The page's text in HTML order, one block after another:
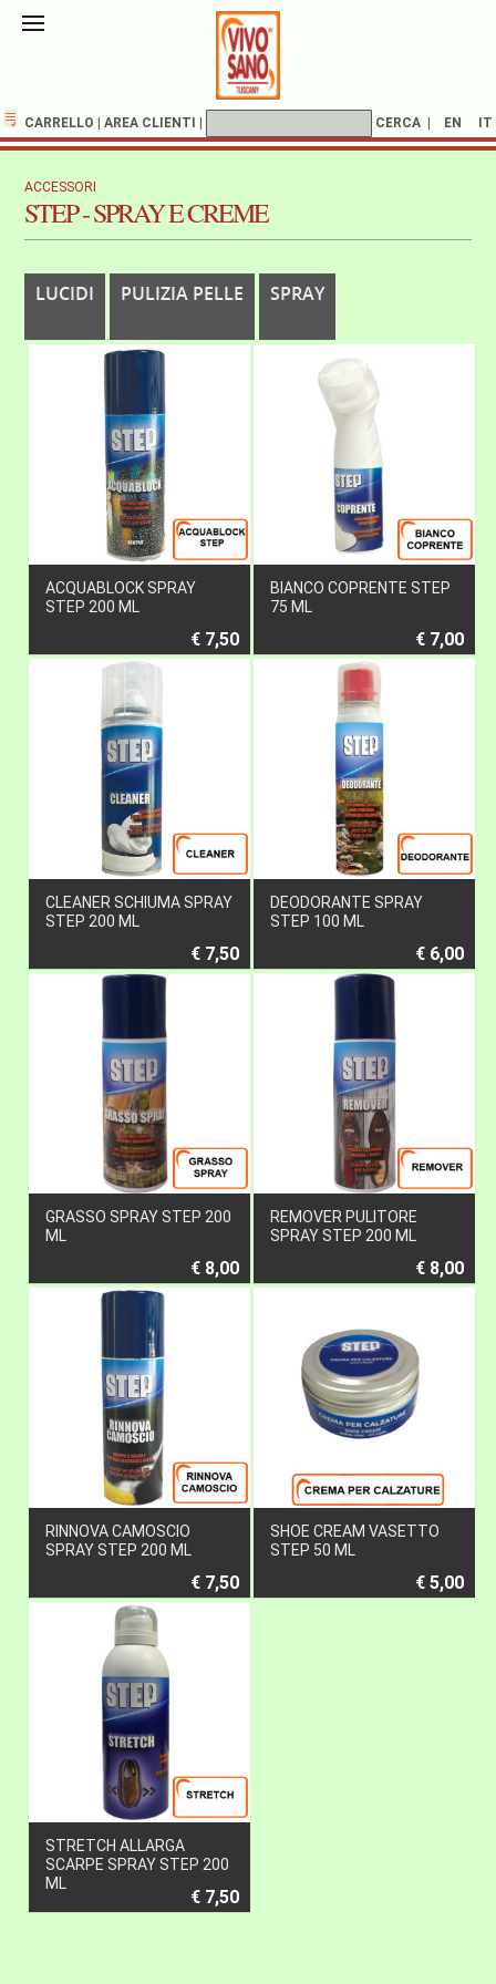
CARRELLO AREA CLIENTI CERCA EN IT
ACCESSORI
STEP - SPRAY E CREME
LUCIDI PULIZIA PELLE SPRAY
ACQUABLOCK SPRAY
STEP 200 ML
€ 7,50
BIANCO COPRENTE STEP
75 ML
€ 7,00
CLEANER SCHIUMA SPRAY
STEP 200 ML
€ 7,50
DEODORANTE SPRAY
STEP 100 ML
€ 6,00
GRASSO SPRAY STEP 200
ML
€ 8,00
REMOVER PULITORE
SPRAY STEP 200 ML
€ 8,00
RINNOVA CAMOSCIO
SPRAY STEP 200 ML
€ 7,50
SHOE CREAM VASETTO
STEP 50 ML
€ 5,00
STRETCH ALLARGA
SCARPE SPRAY STEP 200
ML
€ 7,50